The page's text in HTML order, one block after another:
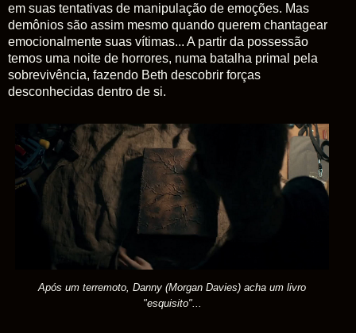
em suas tentativas de manipulação de emoções. Mas
demônios são assim mesmo quando querem chantagear
emocionalmente suas vítimas... A partir da possessão
temos uma noite de horrores, numa batalha primal pela
sobrevivência, fazendo Beth descobrir forças
desconhecidas dentro de si.
Após um terremoto, Danny (Morgan Davies) acha um livro
"esquisito"...